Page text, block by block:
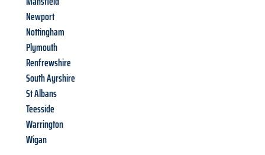
Newport
Nottingham
Plymouth
Renfrewshire
South Ayrshire
St Albans
Teesside
Warrington
Wigan